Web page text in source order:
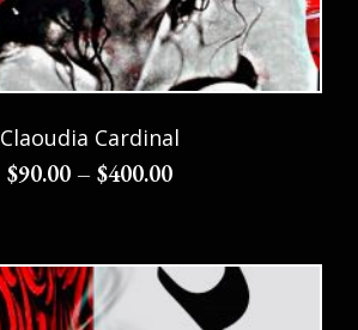
Claoudia Cardinal
$90.00 –$400.00